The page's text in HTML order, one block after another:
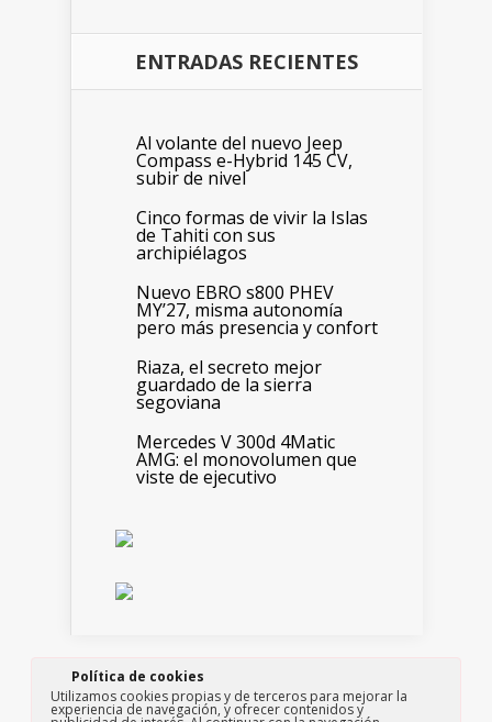
ENTRADAS RECIENTES
Al volante del nuevo Jeep
Compass e-Hybrid 145 CV,
subir de nivel
Cinco formas de vivir la Islas
de Tahiti con sus
archipiélagos
Nuevo EBRO s800 PHEV
MY’27, misma autonomía
pero más presencia y confort
Riaza, el secreto mejor
guardado de la sierra
segoviana
Mercedes V 300d 4Matic
AMG: el monovolumen que
viste de ejecutivo
Edita: Paso a Paso consultores, S.L.
Copyright ©2019 Motor y Viajes All Rights
Política de cookies
Utilizamos cookies propias y de terceros para mejorar la
experiencia de navegación, y ofrecer contenidos y